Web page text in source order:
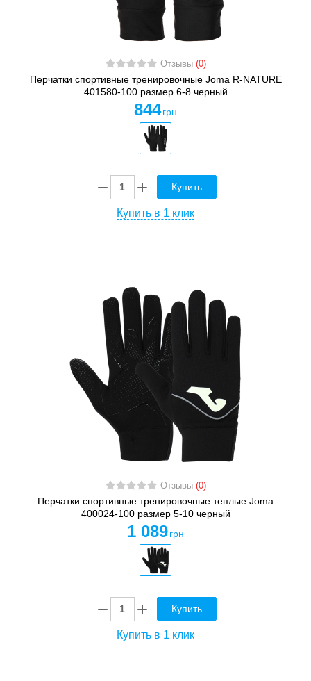
Отзывы (0)
Перчатки спортивные тренировочные Joma R-NATURE
401580-100 размер 6-8 черный
844 грн
Купить
Купить в 1 клик
Отзывы (0)
Перчатки спортивные тренировочные теплые Joma
400024-100 размер 5-10 черный
1 089 грн
Купить
Купить в 1 клик